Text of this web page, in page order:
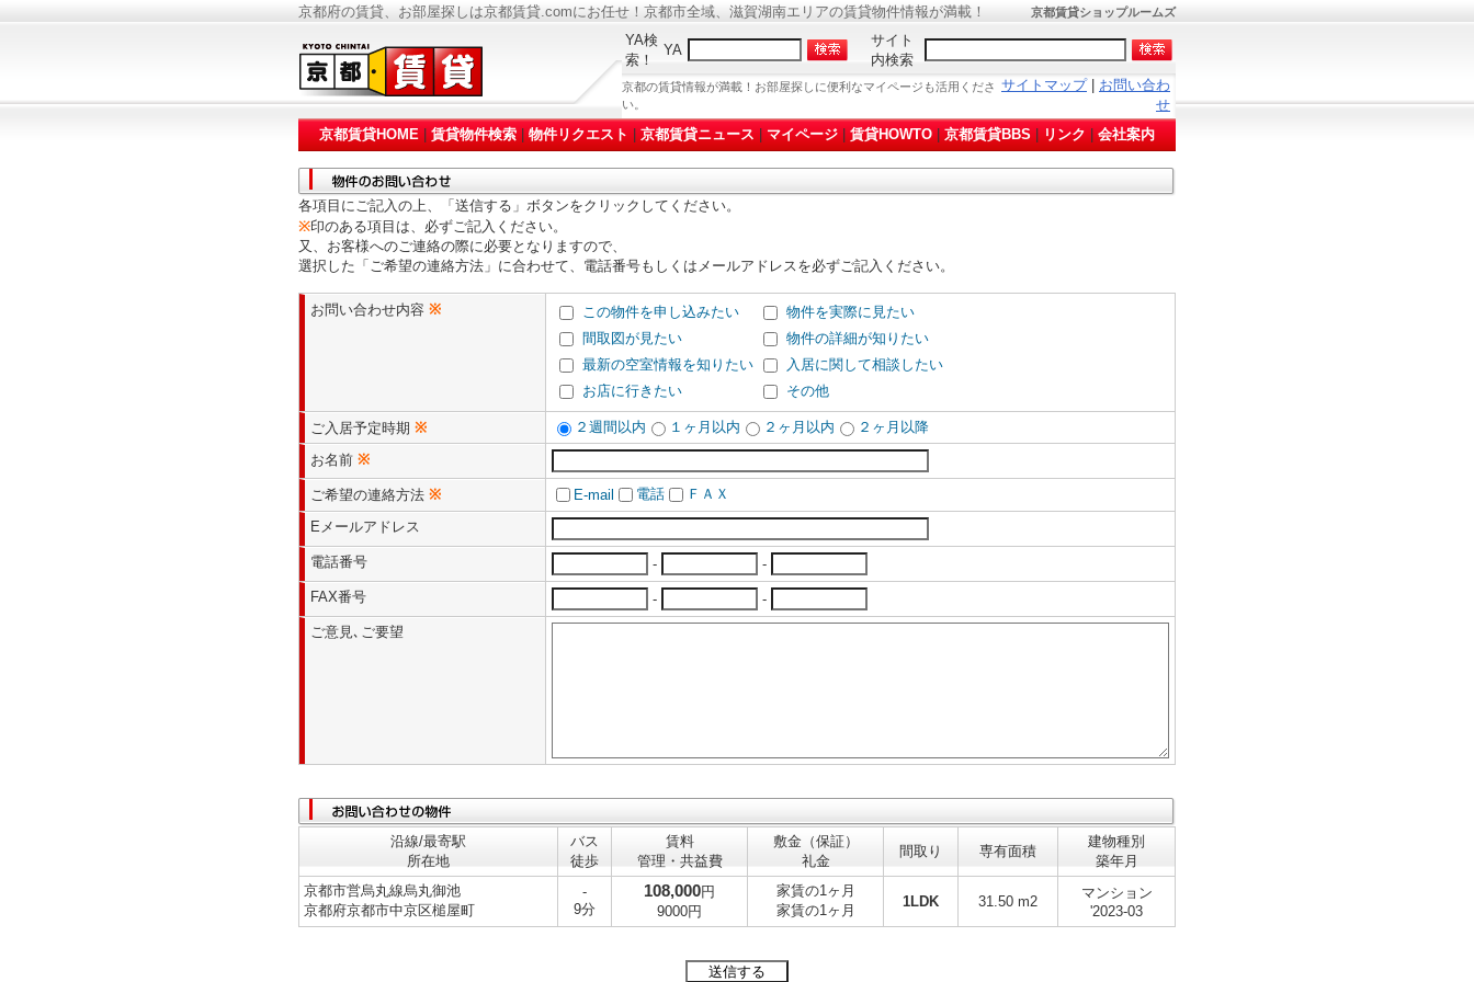
京都府の賃貸、お部屋探しは京都賃貸.comにお任せ！京都市全域、滋賀湖南エリアの賃貸物件情報が満載！ 京都賃貸ショップルームズ
YA検
索！
YA
サイト
内検索
京都の賃貸情報が満載！お部屋探しに便利なマイページも活用くださ
い。
サイトマップ| お問い合わ
せ
京都賃貸HOME
賃貸物件検索 物件リクエスト 京都賃貸ニュース マイページ 賃貸HOWTO 京都賃貸BBS リンク 会社案内
各項目にご記入の上、「送信する」ボタンをクリックしてください。
※印のある項目は、必ずご記入ください。
又、お客様へのご連絡の際に必要となりますので、
選択した「ご希望の連絡方法」に合わせて、電話番号もしくはメールアドレスを必ずご記入ください。
お問い合わせ内容 ※ この物件を申し込みたい
物件を実際に見たい
間取図が見たい
物件の詳細が知りたい
最新の空室情報を知りたい
入居に関して相談したい
お店に行きたい
その他
ご入居予定時期 ※ ２週間以内 １ヶ月以内 ２ヶ月以内
２ヶ月以降
お名前 ※
ご希望の連絡方法 ※ E-mail 電話
ＦＡＸ
Eメールアドレス
電話番号 -
-
FAX番号
-
-
ご意見､ご要望
沿線/最寄駅
所在地
バス
徒歩
賃料
管理・共益費
敷金（保証）
礼金
間取り 専有面積
建物種別
築年月
京都市営烏丸線烏丸御池
京都府京都市中京区槌屋町
-
9分
108,000円
9000円
家賃の1ヶ月
家賃の1ヶ月
1LDK 31.50 m2
マンション
'2023-03